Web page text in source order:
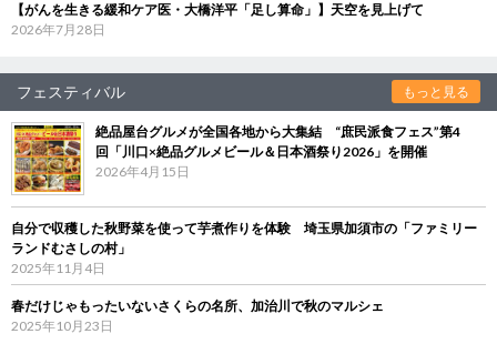
【がんを生きる緩和ケア医・大橋洋平「足し算命」】天空を見上げて
2026年7月28日
フェスティバル もっと見る
絶品屋台グルメが全国各地から大集結 “庶民派食フェス”第4
回「川口×絶品グルメビール＆日本酒祭り2026」を開催
2026年4月15日
自分で収穫した秋野菜を使って芋煮作りを体験 埼玉県加須市の「ファミリー
ランドむさしの村」
2025年11月4日
春だけじゃもったいないさくらの名所、加治川で秋のマルシェ
2025年10月23日